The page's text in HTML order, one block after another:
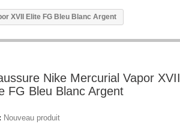
XVII Elite FG Bleu Blanc Argent
Nike Mercurial Vapor XVII
FG Bleu Blanc Argent
Nouveau produit